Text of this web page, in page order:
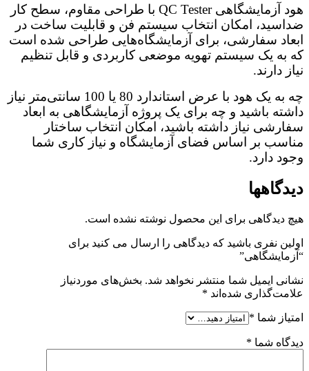
هود آزمایشگاهی QC Tester با طراحی مقاوم، سطح کار
ضداسید، امکان انتخاب سیستم فن و قابلیت ساخت در
ابعاد سفارشی، برای آزمایشگاه‌هایی طراحی شده است
که به یک سیستم تهویه موضعی کاربردی و قابل تنظیم
نیاز دارند.
چه به یک هود با عرض استاندارد 80 یا 100 سانتی‌متر نیاز
داشته باشید و چه برای یک پروژه آزمایشگاهی به ابعاد
سفارشی نیاز داشته باشید، امکان انتخاب ساختار
مناسب بر اساس فضای آزمایشگاه و نیاز کاری شما
وجود دارد.
دیدگاهها
هیچ دیدگاهی برای این محصول نوشته نشده است.
اولین نفری باشید که دیدگاهی را ارسال می کنید برای
“آزمایشگاهی”
نشانی ایمیل شما منتشر نخواهد شد. بخش‌های موردنیاز
علامت‌گذاری شده‌اند *
امتیاز شما *
دیدگاه شما *